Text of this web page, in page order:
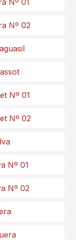
Nº 01
Nº 02
Nº 01
Nº 02
Nº 01
Nº 02